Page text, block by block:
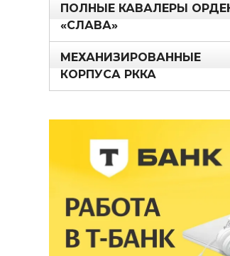
ПОЛНЫЕ КАВАЛЕРЫ
«СЛАВА»
МЕХАНИЗИРОВАННЫЕ
КОРПУСА РККА